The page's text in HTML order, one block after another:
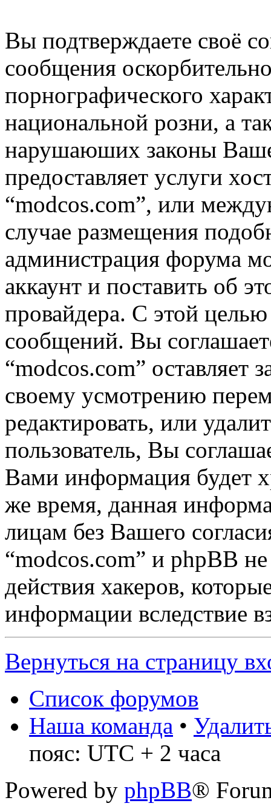
Вы подтверждаете своё
сообщения
порнографического
национальной розни, а
нарушаюших законы
предоставляет услуги
“modcos.com”, или
случае размещения
администрация форума
аккаунт и поставить об
провайдера. С этой
сообщений. Вы
“modcos.com” оставляет
своему усмотрению
редактировать, или
пользователь, Вы
Вами информация будет
же время, данная
лицам без Вашего
“modcos.com” и phpBB не
действия хакеров,
информации вследствие
Вернуться на страницу
Список форумов
Наша команда •
пояс: UTC + 2 часа
Powered by phpBB®